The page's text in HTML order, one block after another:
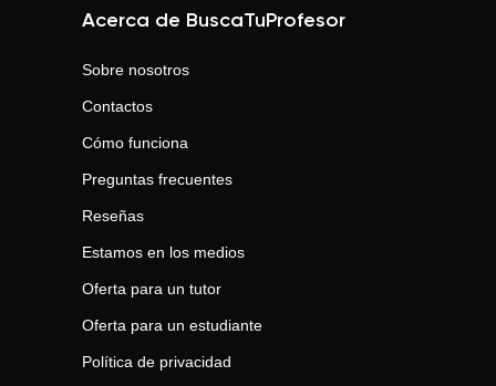
Acerca de BuscaTuProfesor
Sobre nosotros
Contactos
Cómo funciona
Preguntas frecuentes
Reseñas
Estamos en los medios
Oferta para un tutor
Oferta para un estudiante
Política de privacidad